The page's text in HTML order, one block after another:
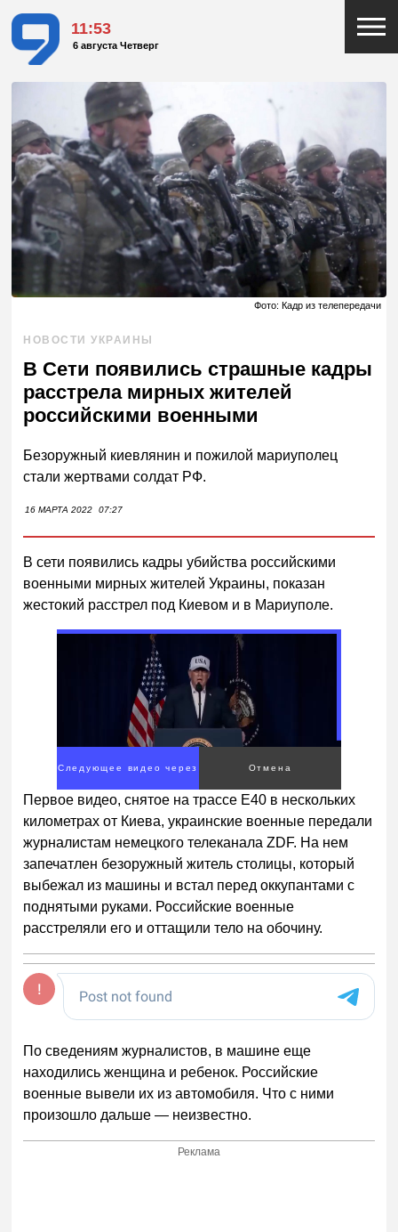
11:53
6 августа Четверг
Фото: Кадр из телепередачи
НОВОСТИ УКРАИНЫ
В Сети появились страшные кадры
расстрела мирных жителей
российскими военными
Безоружный киевлянин и пожилой мариуполец
стали жертвами солдат РФ.
16 МАРТА 2022 07:27
В сети появились кадры убийства российскими
военными мирных жителей Украины, показан
жестокий расстрел под Киевом и в Мариуполе.
Следующее видео через
2
Отмена
Первое видео, снятое на трассе E40 в нескольких
километрах от Киева, украинские военные передали
журналистам немецкого телеканала ZDF. На нем
запечатлен безоружный житель столицы, который
выбежал из машины и встал перед оккупантами с
поднятыми руками. Российские военные
расстреляли его и оттащили тело на обочину.
По сведениям журналистов, в машине еще
находились женщина и ребенок. Российские
военные вывели их из автомобиля. Что с ними
произошло дальше — неизвестно.
Реклама